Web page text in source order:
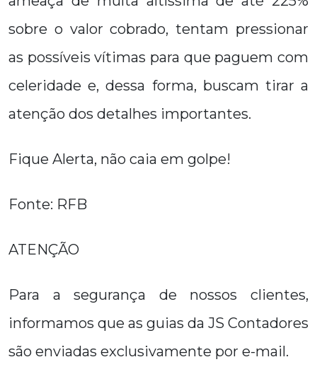
sobre o valor cobrado, tentam pressionar
as possíveis vítimas para que paguem com
celeridade e, dessa forma, buscam tirar a
atenção dos detalhes importantes.
Fique Alerta, não caia em golpe!
Fonte: RFB
ATENÇÃO
Para a segurança de nossos clientes,
informamos que as guias da JS Contadores
são enviadas exclusivamente por e-mail.